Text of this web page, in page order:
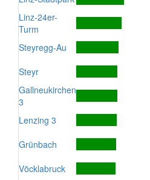
Linz-24er-
Turm
Steyregg-Au
Steyr
Gallneukirchen
3
Lenzing 3
Grünbach
Vöcklabruck